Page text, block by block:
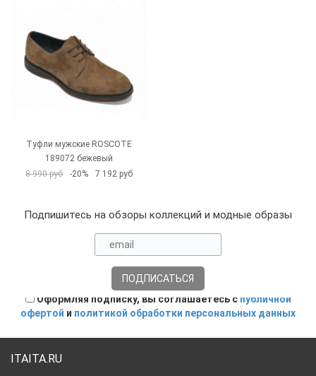
Туфли мужские ROSCOTE
189072 бежевый
8 990 руб
-20% 7 192 руб
Подпишитесь на обзоры коллекций и модные образы
Оформляя подписку, вы соглашаетесь с публичной
офертой и политикой обработки персональных данных
ITAITA.RU